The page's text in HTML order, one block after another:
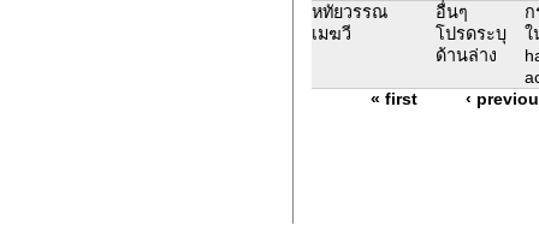
หทัยวรรณ
เมฆวี
อื่นๆ
โปรดระบุ
ด้านล่าง
ก
ใ
« first
‹